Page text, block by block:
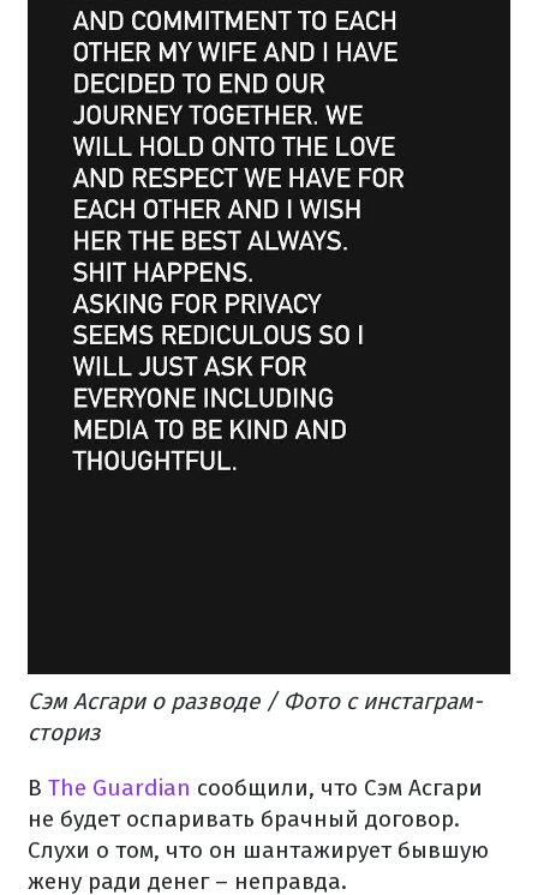
Сэм Асгари о разводе / Фото с инстаграм-
сториз
В The Guardian сообщили, что Сэм Асгари
не будет оспаривать брачный договор.
Слухи о том, что он шантажирует бывшую
жену ради денег – неправда.